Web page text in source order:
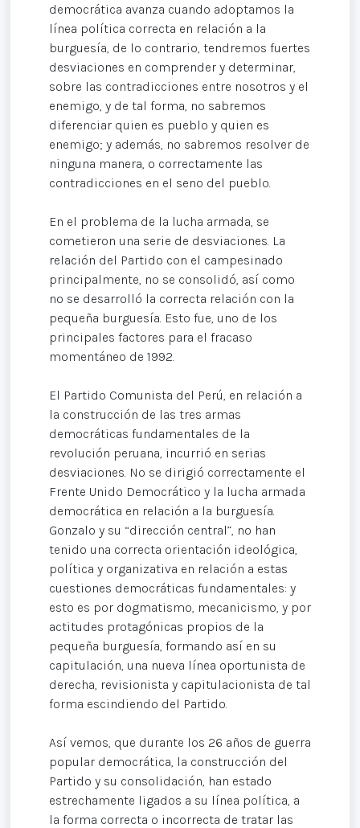
democrática avanza cuando adoptamos la
línea política correcta en relación a la
burguesía, de lo contrario, tendremos fuertes
desviaciones en comprender y determinar,
sobre las contradicciones entre nosotros y el
enemigo, y de tal forma, no sabremos
diferenciar quien es pueblo y quien es
enemigo; y además, no sabremos resolver de
ninguna manera, o correctamente las
contradicciones en el seno del pueblo.
En el problema de la lucha armada, se
cometieron una serie de desviaciones. La
relación del Partido con el campesinado
principalmente, no se consolidó, así como
no se desarrolló la correcta relación con la
pequeña burguesía. Esto fue, uno de los
principales factores para el fracaso
momentáneo de 1992.
El Partido Comunista del Perú, en relación a
la construcción de las tres armas
democráticas fundamentales de la
revolución peruana, incurrió en serias
desviaciones. No se dirigió correctamente el
Frente Unido Democrático y la lucha armada
democrática en relación a la burguesía.
Gonzalo y su “dirección central”, no han
tenido una correcta orientación ideológica,
política y organizativa en relación a estas
cuestiones democráticas fundamentales: y
esto es por dogmatismo, mecanicismo, y por
actitudes protagónicas propios de la
pequeña burguesía, formando así en su
capitulación, una nueva línea oportunista de
derecha, revisionista y capitulacionista de tal
forma escindiendo del Partido.
Así vemos, que durante los 26 años de guerra
popular democrática, la construcción del
Partido y su consolidación, han estado
estrechamente ligados a su línea política, a
la forma correcta o incorrecta de tratar las